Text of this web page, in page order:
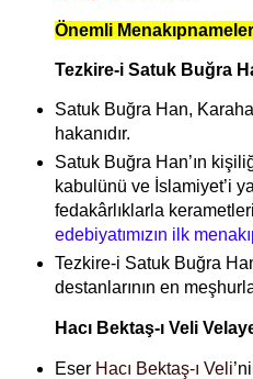
Önemli Menakıpnameler
Tezkire-i Satuk Buğra
Satuk Buğra Han,
hakanıdır.
Satuk Buğra Han’ın
kabulünü ve İslamiyet’i
fedakârlıklarla
edebiyatımızın ilk
Tezkire-i Satuk Buğra
destanlarının en
Hacı Bektaş-ı Veli
Eser Hacı Bektaş-ı Veli